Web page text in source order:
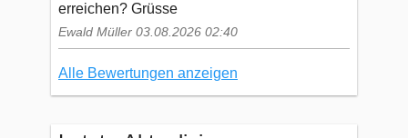
erreichen? Grüsse
Ewald Müller 03.08.2026 02:40
Alle Bewertungen anzeigen